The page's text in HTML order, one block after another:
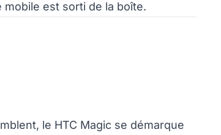
est sorti de la boîte.
le HTC Magic se démarque